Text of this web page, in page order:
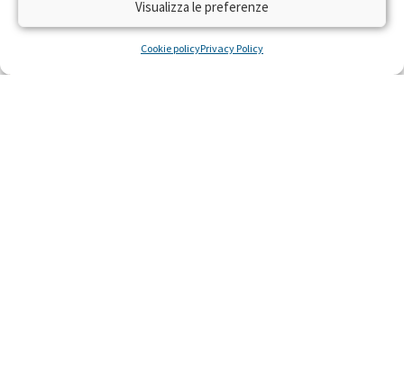
Visualizza le preferenze
Cookie policyPrivacy Policy